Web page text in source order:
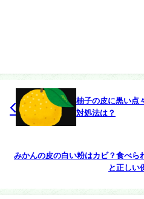
柚子の皮に黒い点
対処法は？
みかんの皮の白い粉はカビ？食べら
と正しい